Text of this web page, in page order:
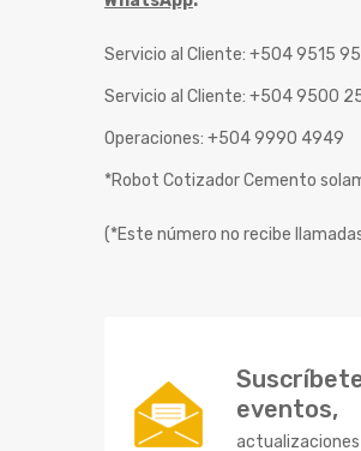
Servicio al Cliente: +504 9515
Servicio al Cliente: +504 9500
Operaciones: +504 9990 4949
*Robot Cotizador Cemento
(*Este número no recibe
eventos,